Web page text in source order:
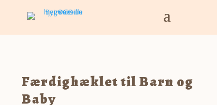
Færdighæklet til Barn og
Baby